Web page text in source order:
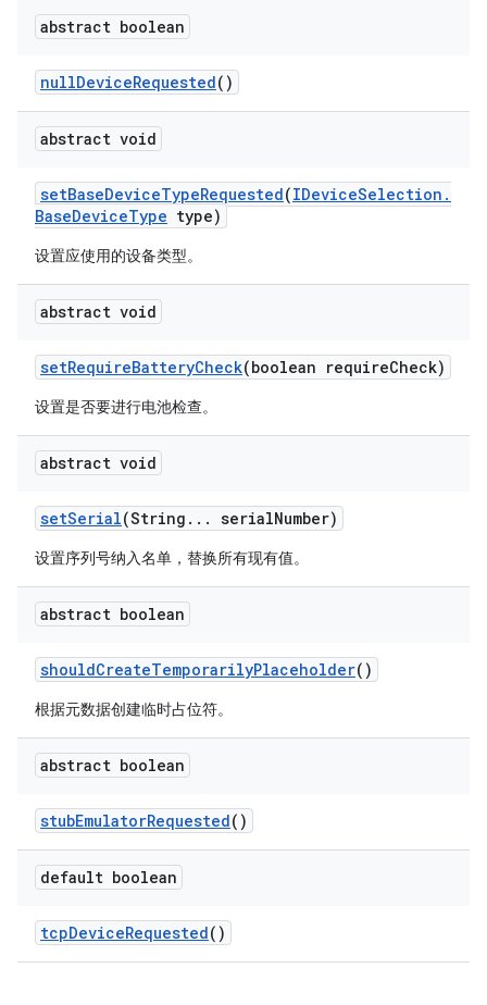
abstract boolean
nullDeviceRequested()
abstract void
setBaseDeviceTypeRequested(IDeviceSelection .
BaseDeviceType type)
设置应使用的设备类型。
abstract void
setRequireBatteryCheck(boolean requireCheck)
设置是否要进行电池检查。
abstract void
setSerial(String . . . serialNumber)
设置序列号纳入名单，替换所有现有值。
abstract boolean
shouldCreateTemporarilyPlaceholder()
根据元数据创建临时占位符。
abstract boolean
stubEmulatorRequested()
default boolean
tcpDeviceRequested()